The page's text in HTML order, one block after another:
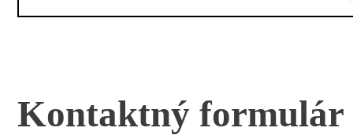
Kontaktný formulár